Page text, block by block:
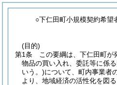
○下仁田町小規模契約希望
(目的)
第1条
この要綱は、下仁田町が
物品の買い入れ、委託等に係
いう。)について、町内事業者
より、地域経済の活性化を図